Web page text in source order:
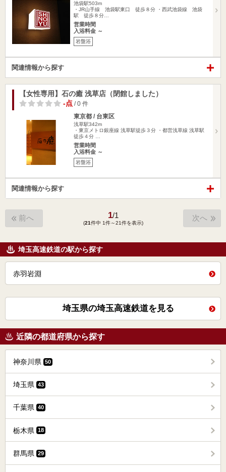
池袋駅503m
・JR山手線 池袋駅東口 徒歩８分 ・西武池袋線 池袋
駅 徒歩８分…
営業時間
入浴料金 ～
岩盤浴
関連情報から探す
【女性専用】石の癒 浅草店（閉館しました）
-点 / 0 件
東京都 / 台東区
浅草駅342m
・東京メトロ銀座線 浅草駅徒歩３分 ・都営浅草線 浅草駅
徒歩４分 …
営業時間
入浴料金 ～
岩盤浴
関連情報から探す
前へ 1/1
(21件中 1件～21件を表示)
次へ
埼玉高速鉄道の駅から探す
赤羽岩淵
埼玉県の埼玉高速鉄道を見る
近隣の都道府県から探す
神奈川県 50
埼玉県 43
千葉県 40
栃木県 18
群馬県 29